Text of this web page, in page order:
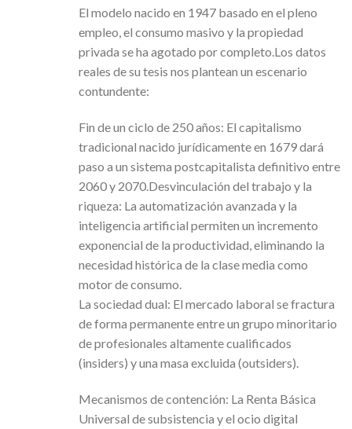
El modelo nacido en 1947 basado en el pleno
empleo, el consumo masivo y la propiedad
privada se ha agotado por completo.Los datos
reales de su tesis nos plantean un escenario
contundente:
Fin de un ciclo de 250 años: El capitalismo
tradicional nacido jurídicamente en 1679 dará
paso a un sistema postcapitalista definitivo entre
2060 y 2070.Desvinculación del trabajo y la
riqueza: La automatización avanzada y la
inteligencia artificial permiten un incremento
exponencial de la productividad, eliminando la
necesidad histórica de la clase media como
motor de consumo.
La sociedad dual: El mercado laboral se fractura
de forma permanente entre un grupo minoritario
de profesionales altamente cualificados
(insiders) y una masa excluida (outsiders).
Mecanismos de contención: La Renta Básica
Universal de subsistencia y el ocio digital